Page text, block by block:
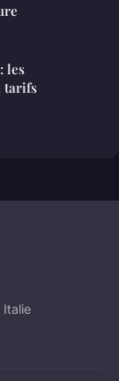
les
tarifs